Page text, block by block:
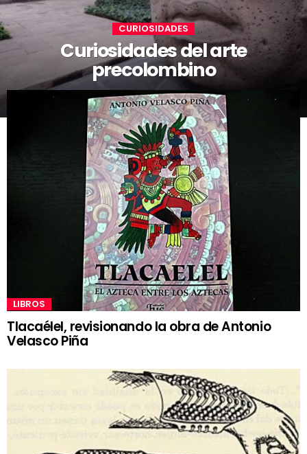
CURIOSIDADES
Curiosidades del arte
precolombino
LIBROS
Tlacaélel, revisionando la obra de Antonio
Velasco Piña